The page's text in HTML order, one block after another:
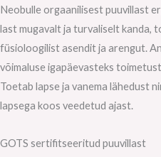
Neobulle orgaanilisest puuvillast
last mugavalt ja turvaliselt kanda,
füsioloogilist asendit ja arengut.
võimaluse igapäevasteks
Toetab lapse ja vanema lähedust
lapsega koos veedetud ajast.
GOTS sertifitseeritud puuvillast